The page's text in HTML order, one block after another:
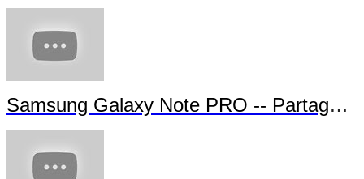
Samsung Galaxy Note PRO -- Partage d'écran